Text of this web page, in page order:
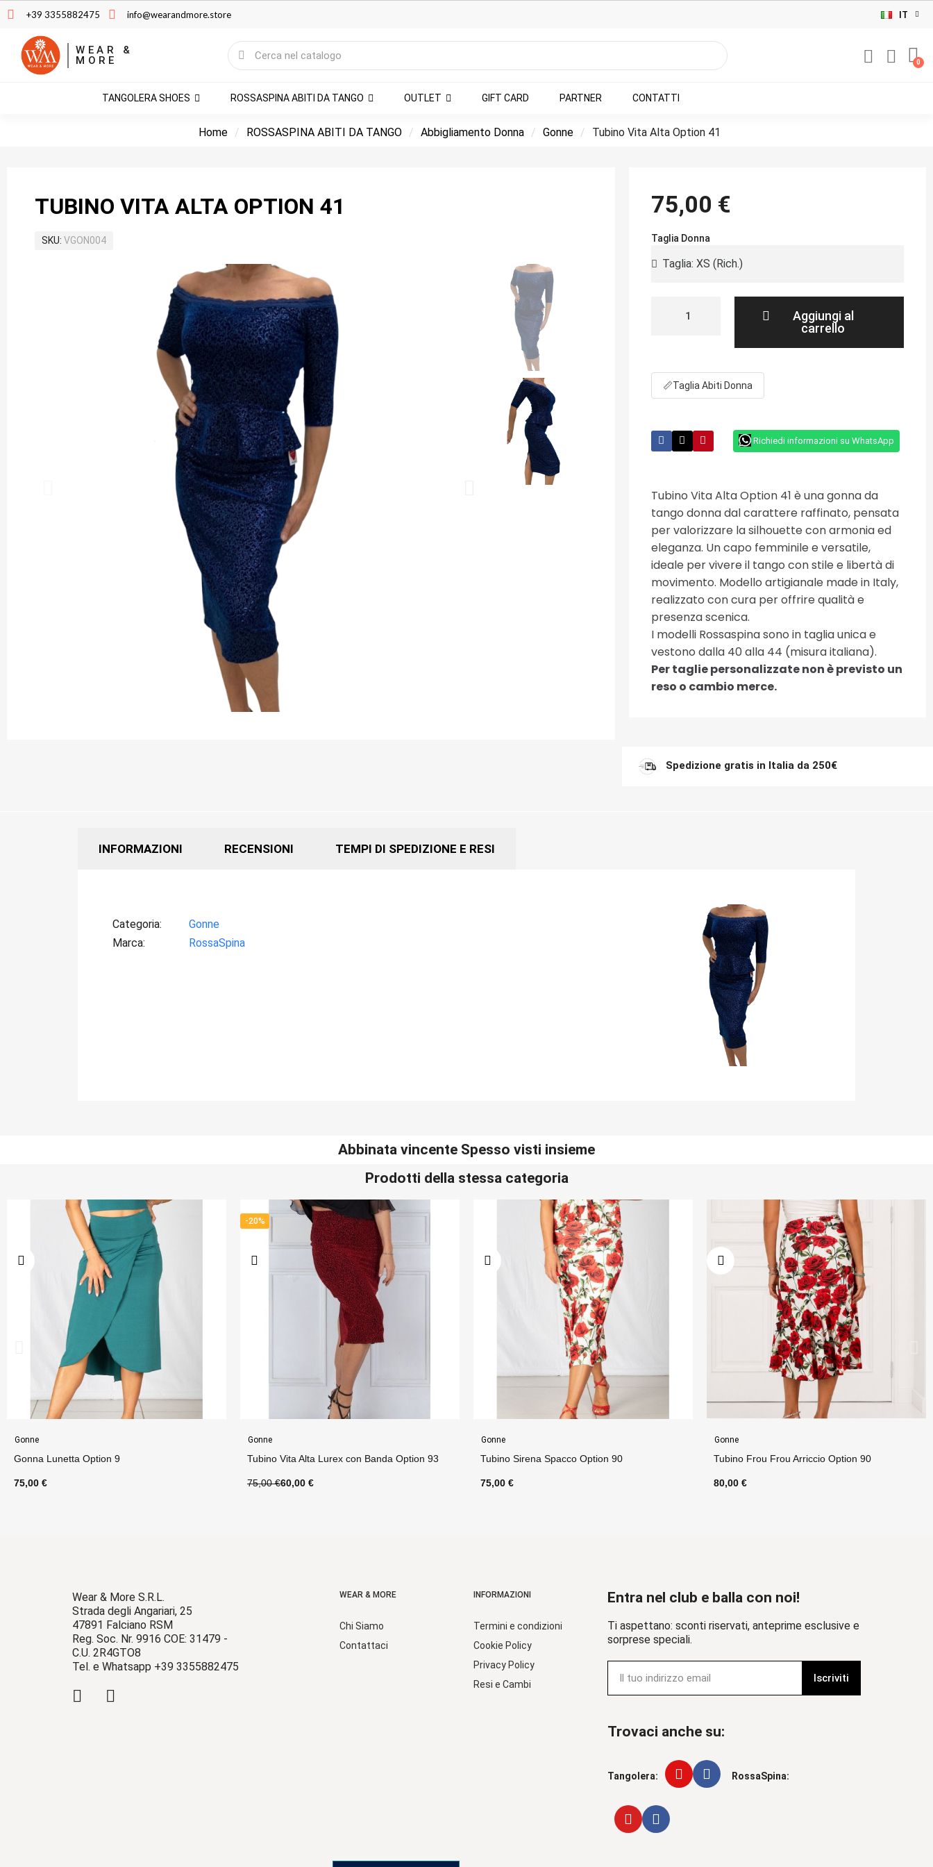
+39 3355882475 info@wearandmore.store IT
WEAR &
MORE
TANGOLERA SHOES ROSSASPINA ABITI DA TANGO OUTLET GIFT CARD PARTNER CONTATTI
Home ROSSASPINA ABITI DA TANGO Abbigliamento Donna Gonne Tubino Vita Alta Option 41
TUBINO VITA ALTA OPTION 41
SKU VGON004
75,00 €
Taglia Donna
Aggiungi al
carrello
📏Taglia Abiti Donna
Richiedi informazioni su WhatsApp
Tubino Vita Alta Option 41 è una gonna da
tango donna dal carattere raffinato, pensata
per valorizzare la silhouette con armonia ed
eleganza. Un capo femminile e versatile,
ideale per vivere il tango con stile e libertà di
movimento. Modello artigianale made in Italy,
realizzato con cura per offrire qualità e
presenza scenica.
I modelli Rossaspina sono in taglia unica e
vestono dalla 40 alla 44 (misura italiana).
Per taglie personalizzate non è previsto un
reso o cambio merce.
Spedizione gratis in Italia da 250€
INFORMAZIONI RECENSIONI TEMPI DI SPEDIZIONE E RESI
Categoria
Gonne
Marca
RossaSpina
Abbinata vincente Spesso visti insieme
Prodotti della stessa categoria
Gonne
Tubino Vita Alta Lurex con Banda Option 93
75,00 €
Gonne
Tubino Sirena Spacco Option 90
75,00 €
Gonne
Tubino Frou Frou Arriccio Option 90
80,00 €
Gonne
Gonna Neve Option 8
80,00 €
Wear & More S.R.L.
Strada degli Angariari, 25
47891 Falciano RSM
Reg. Soc. Nr. 9916 COE: 31479 -
C.U. 2R4GTO8
Tel. e Whatsapp +39 3355882475
WEAR & MORE
Chi Siamo
Contattaci
INFORMAZIONI
Termini e condizioni
Cookie Policy
Privacy Policy
Resi e Cambi
Entra nel club e balla con noi!
Ti aspettano: sconti riservati, anteprime esclusive e
sorprese speciali.
Iscriviti
Trovaci anche su:
Tangolera: RossaSpina: